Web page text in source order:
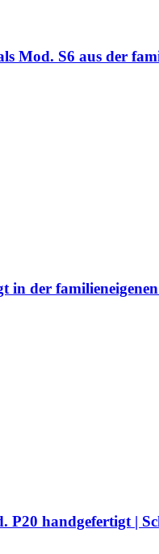
Mod. S6 aus der
in der
P20 handgefertigt |